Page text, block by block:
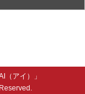
（アイ）」